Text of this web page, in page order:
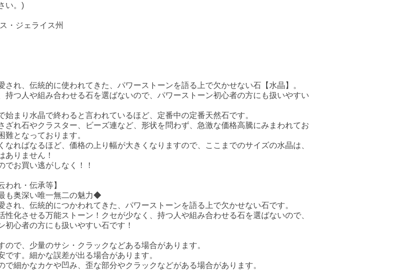
い。)
・ジェライス州
され、伝統的に使われてきた、パワーストーンを語る上で欠かせない石【水晶】。
持つ人や組み合わせる石を選ばないので、パワーストーン初心者の方にも扱いやすい
始まり水晶で終わると言われているほど、定番中の定番天然石です。
ざれ石やクラスター、ビーズ連など、形状を問わず、急激な価格高騰にみまわれてお
難となっております。
なればなるほど、価格の上り幅が大きくなりますので、ここまでのサイズの水晶は、
ありません！
でお買い逃がしなく！！
われ・伝承等】
も奥深い唯一無二の魅力◆
され、伝統的につかわれてきた、パワーストーンを語る上で欠かせない石です。
性化させる万能ストーン！クセが少なく、持つ人や組み合わせる石を選ばないので、
初心者の方にも扱いやすい石です！
ので、少量のサシ・クラックなどある場合があります。
です。細かな誤差が出る場合があります。
で細かなカケや凹み、歪な部分やクラックなどがある場合があります。